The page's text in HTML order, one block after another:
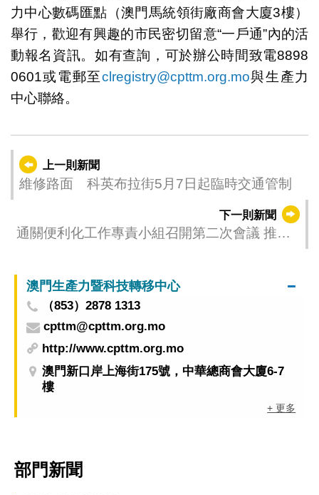
力中心數碼匯點（澳門馬統領街廠商會大廈3樓）
舉行，歡迎有興趣的市民密切留意“一戶通”內的活
動報名資訊。如有查詢，可於辦公時間致電8898
0601或電郵至clregistry@cpttm.org.mo與生產力
中心聯絡。
上一則新聞
維修路面 科英布拉街5月7日起臨時交通管制
下一則新聞
通關便利化工作專責小組召開第二次會議 推進
澳門生產力暨科技轉移中心
（853）2878 1313
cpttm@cpttm.org.mo
http://www.cpttm.org.mo
澳門新口岸上海街175號，中華總商會大廈6-7
樓
+ 更多
部門新聞